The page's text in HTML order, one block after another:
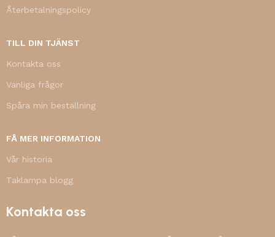
Återbetalningspolicy
TILL DIN TJÄNST
Kontakta oss
Vanliga frågor
Spåra min beställning
FÅ MER INFORMATION
Vår historia
Taklampa blogg
Kontakta oss